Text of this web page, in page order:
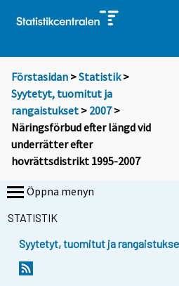
Förstasidan >Statistik >
Syytetyt, tuomitut ja
rangaistukset > 2007>
Näringsförbud efter längd vid
underrätter efter
hovrättsdistrikt 1995-2007
Öppna menyn
STATISTIK
Syytetyt, tuomitut ja